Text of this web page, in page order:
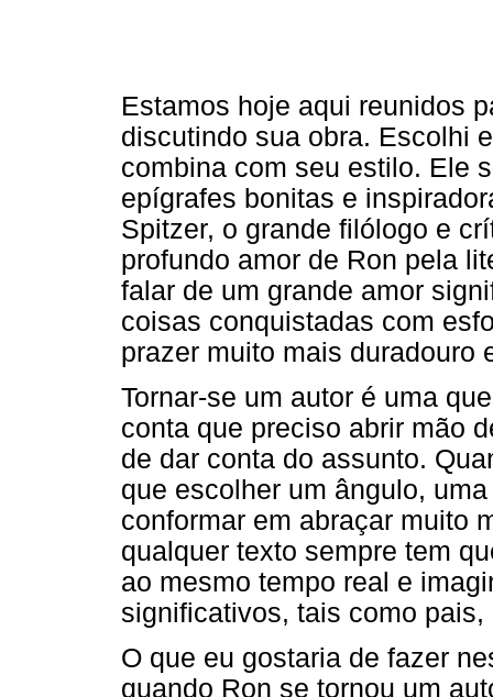
Estamos hoje aqui reunidos
discutindo sua obra. Escolhi
combina com seu estilo. Ele
epígrafes bonitas e
Spitzer, o grande filólogo e
profundo amor de Ron pela
falar de um grande amor
coisas conquistadas com
prazer muito mais duradouro
Tornar-se um autor é uma
conta que preciso abrir mão
de dar conta do assunto.
que escolher um ângulo,
conformar em abraçar muito
qualquer texto sempre tem
ao mesmo tempo real e
significativos, tais como pais,
O que eu gostaria de fazer
quando Ron se tornou um